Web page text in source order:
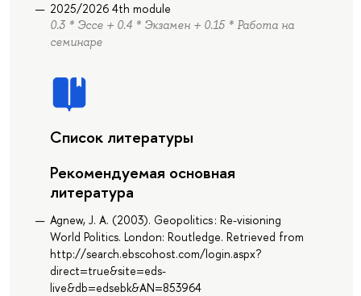
2025/2026 4th module
0.3 * Эссе + 0.4 * Экзамен + 0.15 * Работа на
семинаре
Список литературы
Рекомендуемая основная
литература
Agnew, J. A. (2003). Geopolitics : Re-visioning
World Politics. London: Routledge. Retrieved from
http://search.ebscohost.com/login.aspx?
direct=true&site=eds-
live&db=edsebk&AN=853964